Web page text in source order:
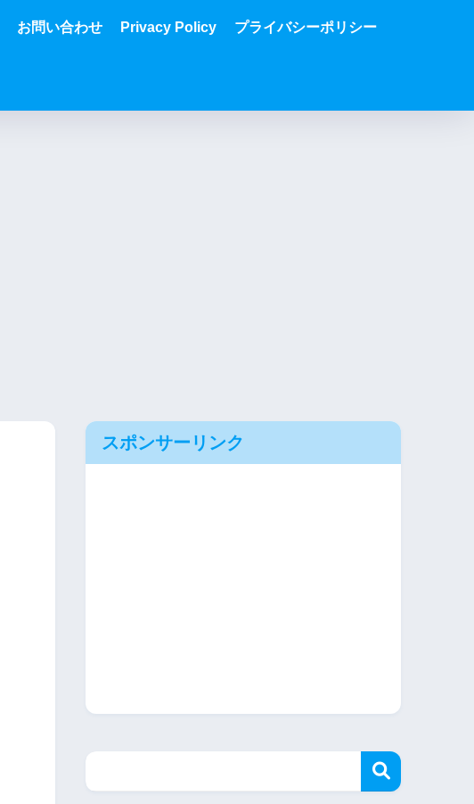
お問い合わせ Privacy Policy プライバシーポリシー
スポンサーリンク